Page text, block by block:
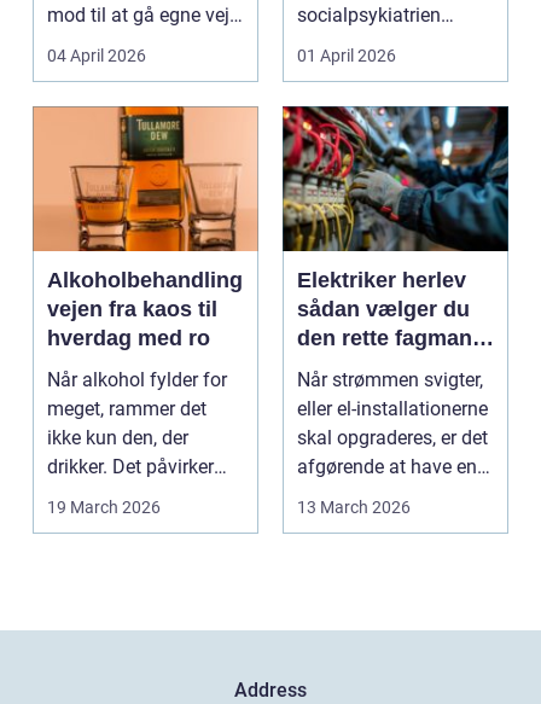
mod til at gå egne veje.
Den samme ånd ...
04 April 2026
socialpsykiatrien
pludselig ændrer sig,
kan...
01 April 2026
Alkoholbehandling
vejen fra kaos til
hverdag med ro
Når alkohol fylder for
meget, rammer det
ikke kun den, der
drikker. Det påvirker
også familie, arbej...
19 March 2026
Elektriker herlev
sådan vælger du
den rette fagmand
til dine el-opgaver
Når strømmen svigter,
eller el-installationerne
skal opgraderes, er det
afgørende at have en
pålidel...
13 March 2026
Address